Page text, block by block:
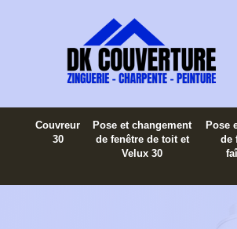
Couvreur
30
Pose et changement
de fenêtre de toit et
Velux 30
Pose
de